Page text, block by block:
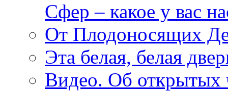
Сфер – какое у вас
От Плодоносящих
Эта белая, белая
Видео. Об открытых